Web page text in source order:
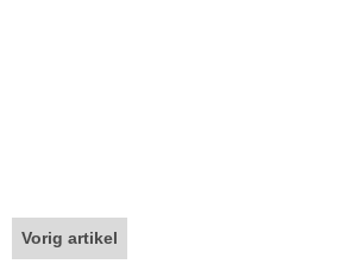
Vorig artikel